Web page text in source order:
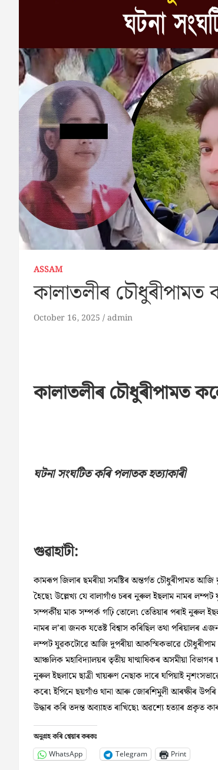
ASSAM
কালাতলীৰ চৌধুৰীপামত
October 16, 2025 admin
কালাতলীৰ চৌধুৰীপামত
ঘটনা সংঘটিত কৰি পলাতক হত্যাকাৰী
গুৱাহাটী:
কামৰূপ জিলাৰ ছমৰীয়া সমষ্টিৰ অন্তৰ্গত চৌধুৰীপামত
হৈছে৷ উল্লেখ্য যে বালাগাঁও চৰৰ নুৰুল ইছলাম নামৰ
সম্পৰ্কীয় মাক সম্পৰ্ক গঢ়ি তোলে৷ তেতিয়াৰ পৰাই নুৰুল
নামৰ ল’ৰা জনক যতেষ্ট বিশ্বাস কৰিছিল তথা পৰিয়ালৰ
লম্পট যুৱকটোৱে আজি দুপৰীয়া আকস্মিকভাৱে
আঞ্চলিক মহাবিদ্যালয়ৰ তৃতীয় ষাণ্মাষিকৰ অসমীয়া
নুৰুল ইছলামে ছাত্ৰী খায়ৰুণ নেছাক দাৰে ঘপিয়াই
কৰে৷ ইপিনে ছয়গাঁও থানা আৰু জোৰশিমুলী আৰক্ষীৰ উপৰি
উদ্ধাৰ কৰি তদন্ত অব্যাহত ৰাখিছে৷ অৱশ্যে হত্যাৰ প্ৰকৃত
অনুগ্ৰহ কৰি শ্বেয়াৰ কৰকঃ
WhatsApp Telegram